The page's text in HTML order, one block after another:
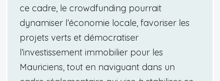
ce cadre, le crowdfunding pourrait
dynamiser l’économie locale, favoriser les
projets verts et démocratiser
l’investissement immobilier pour les
Mauriciens, tout en naviguant dans un